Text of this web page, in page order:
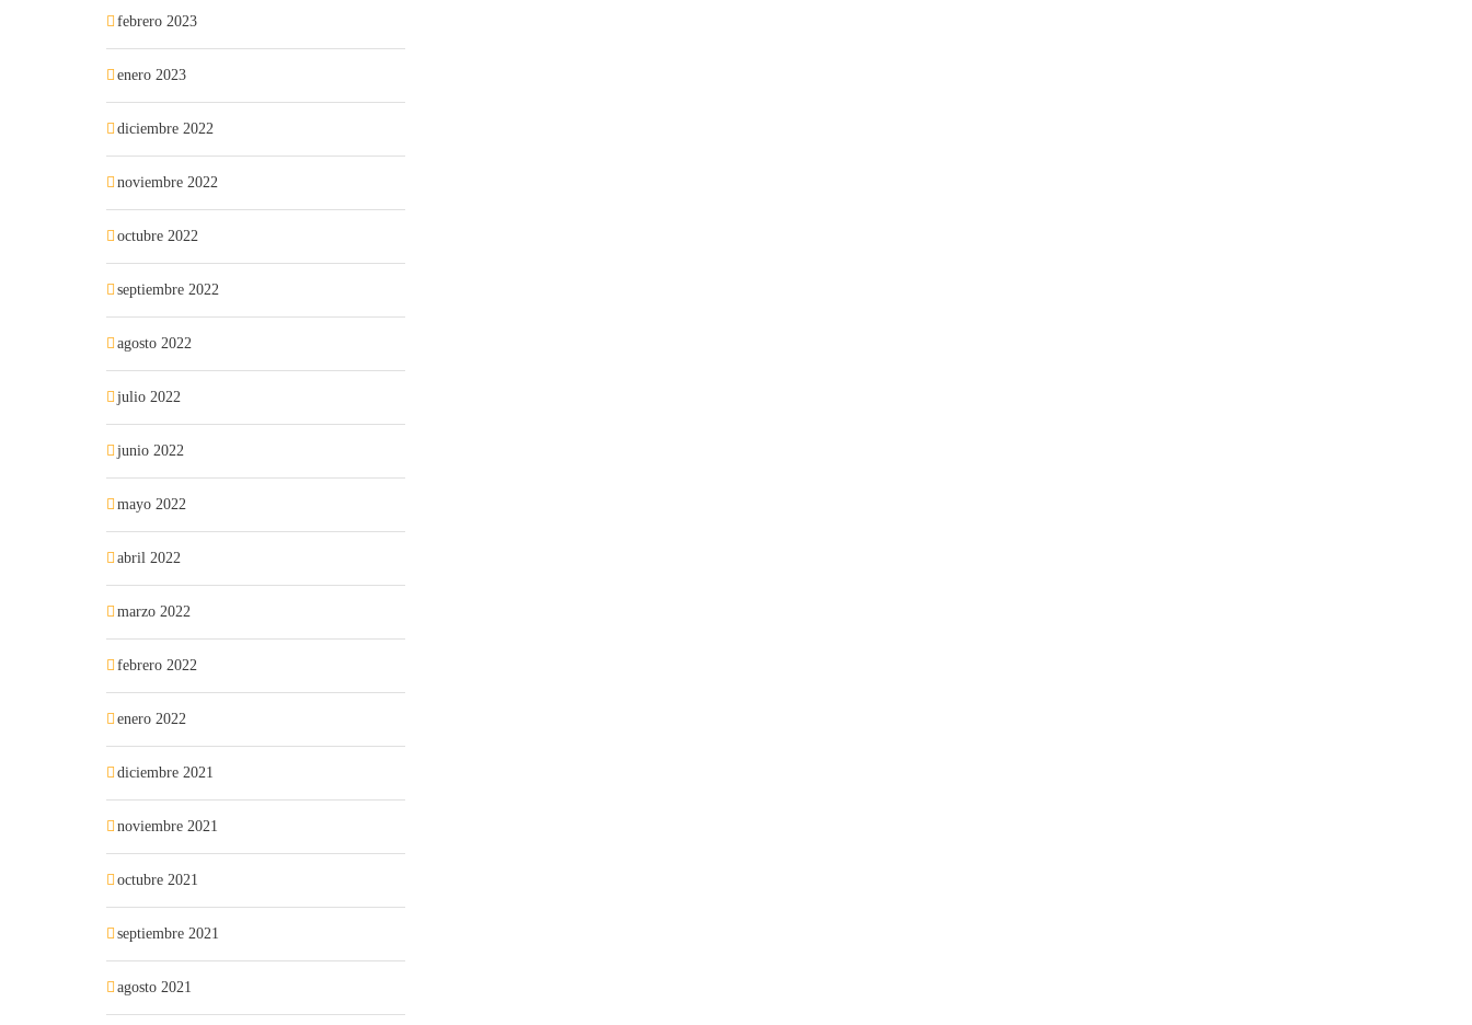
febrero 2023
enero 2023
diciembre 2022
noviembre 2022
octubre 2022
septiembre 2022
agosto 2022
julio 2022
junio 2022
mayo 2022
abril 2022
marzo 2022
febrero 2022
enero 2022
diciembre 2021
noviembre 2021
octubre 2021
septiembre 2021
agosto 2021